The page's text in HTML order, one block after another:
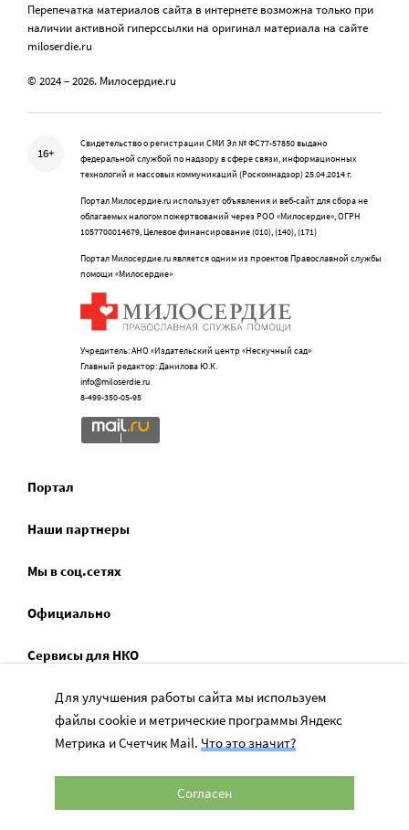
Перепечатка материалов сайта в интернете возможна только при
наличии активной гиперссылки на оригинал материала на сайте
miloserdie.ru
© 2024 – 2026. Милосердие.ru
16+
Свидетельство о регистрации СМИ Эл № ФС77-57850 выдано
федеральной службой по надзору в сфере связи, информационных
технологий и массовых коммуникаций (Роскомнадзор) 25.04.2014 г.
Портал Милосердие.ru использует объявления и веб-сайт для сбора не
облагаемых налогом пожертвований через РОО «Милосердие», ОГРН
1057700014679, Целевое финансирование (010), (140), (171)
Портал Милосердие.ru является одним из проектов Православной службы
помощи «Милосердие»
Учредитель: АНО «Издательский центр «Нескучный сад»
Главный редактор: Данилова Ю.К.
info@miloserdie.ru
8-499-350-05-95
Портал
Наши партнеры
Мы в соц.сетях
Официально
Сервисы для НКО
Спецпроекты
Социальное служение
Для улучшения работы сайта мы используем
файлы cookie и метрические программы Яндекс
Метрика и Счетчик Mail. Что это значит?
Согласен